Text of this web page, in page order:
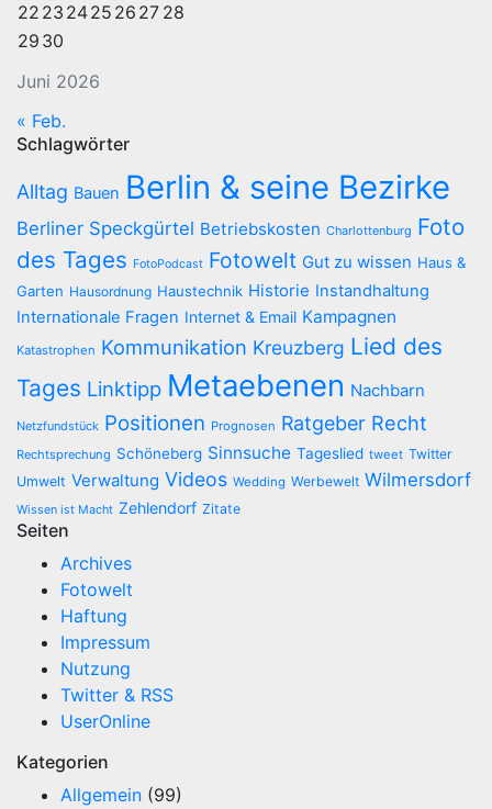
Juni 2026
22 23 2425 26 27 28
29 30
« Feb.
Schlagwörter
Alltag Bauen Berlin & seine Bezirke
Berliner Speckgürtel Betriebskosten Charlottenburg Foto
des Tages FotoPodcast Fotowelt Gut zu wissen Haus &
Garten Hausordnung Haustechnik Historie Instandhaltung
Internationale Fragen Internet & Email Kampagnen
Katastrophen Kommunikation Kreuzberg Lied des
Tages Linktipp Metaebenen Nachbarn
Netzfundstück Positionen Prognosen Ratgeber Recht
Rechtsprechung Schöneberg Sinnsuche Tageslied tweet Twitter
Umwelt Verwaltung Videos Wedding Werbewelt Wilmersdorf
Wissen ist Macht Zehlendorf Zitate
Seiten
Archives
Fotowelt
Haftung
Impressum
Nutzung
Twitter & RSS
UserOnline
Kategorien
Allgemein (99)